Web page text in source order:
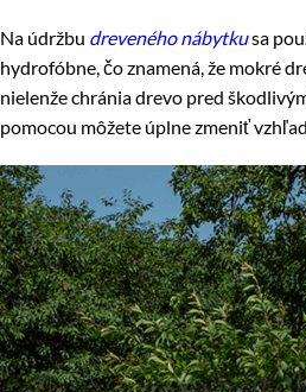
Na údržbu dreveného nábytkusa
hydrofóbne, čo znamená, že mokré
nielenže chránia drevo pred
pomocou môžete úplne zmeniť